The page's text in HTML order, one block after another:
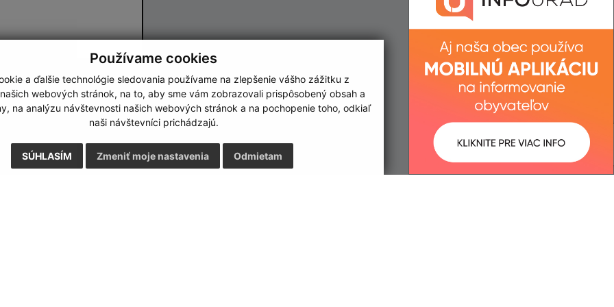
Používame cookies
a ďalšie technológie sledovania používame na zlepšenie vášho zážitku z
webových stránok, na to, aby sme vám zobrazovali prispôsobený obsah a
na analýzu návštevnosti našich webových stránok a na pochopenie toho, odkiaľ
naši návštevníci prichádzajú.
SÚHLASÍM Odmietam
Zmeniť moje nastavenia
Google reCaptcha Response
Odoslať správu
IČO: 00 324 485